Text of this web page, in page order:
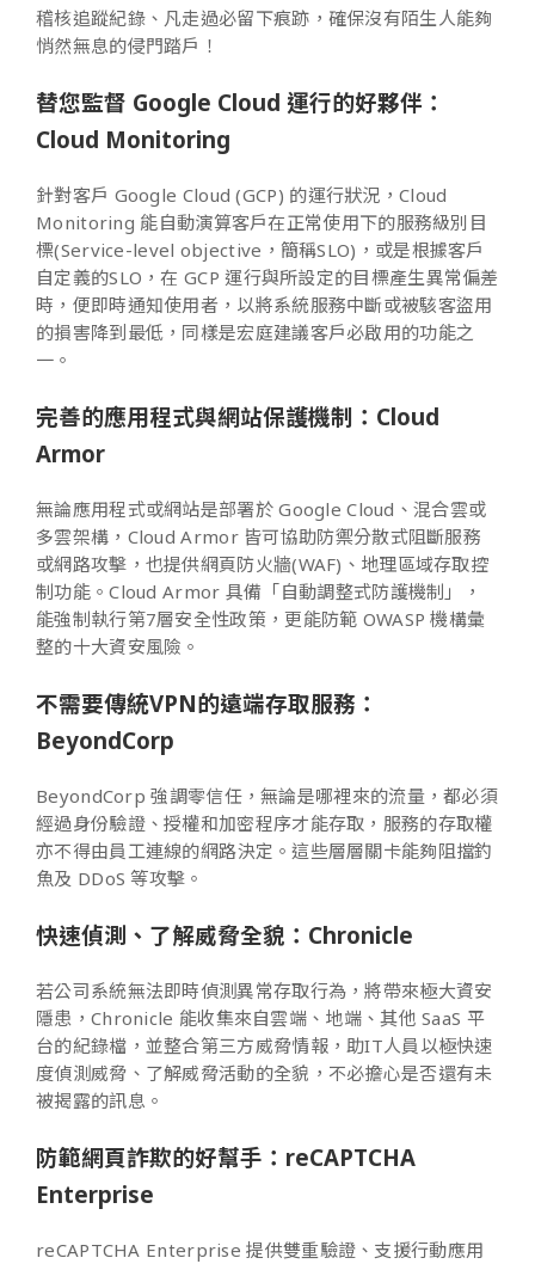
稽核追蹤紀錄、凡走過必留下痕跡，確保沒有陌生人能夠
悄然無息的侵門踏戶！
替您監督 Google Cloud 運行的好夥伴：
Cloud Monitoring
針對客戶 Google Cloud (GCP) 的運行狀況，Cloud
Monitoring 能自動演算客戶在正常使用下的服務級別目
標(Service-level objective，簡稱SLO)，或是根據客戶
自定義的SLO，在 GCP 運行與所設定的目標產生異常偏差
時，便即時通知使用者，以將系統服務中斷或被駭客盜用
的損害降到最低，同樣是宏庭建議客戶必啟用的功能之
一。
完善的應用程式與網站保護機制：Cloud
Armor
無論應用程式或網站是部署於 Google Cloud、混合雲或
多雲架構，Cloud Armor 皆可協助防禦分散式阻斷服務
或網路攻擊，也提供網頁防火牆(WAF)、地理區域存取控
制功能。Cloud Armor 具備「自動調整式防護機制」，
能強制執行第7層安全性政策，更能防範 OWASP 機構彙
整的十大資安風險。
不需要傳統VPN的遠端存取服務：
BeyondCorp
BeyondCorp 強調零信任，無論是哪裡來的流量，都必須
經過身份驗證、授權和加密程序才能存取，服務的存取權
亦不得由員工連線的網路決定。這些層層關卡能夠阻擋釣
魚及 DDoS 等攻擊。
快速偵測、了解威脅全貌：Chronicle
若公司系統無法即時偵測異常存取行為，將帶來極大資安
隱患，Chronicle 能收集來自雲端、地端、其他 SaaS 平
台的紀錄檔，並整合第三方威脅情報，助IT人員以極快速
度偵測威脅、了解威脅活動的全貌，不必擔心是否還有未
被揭露的訊息。
防範網頁詐欺的好幫手：reCAPTCHA
Enterprise
reCAPTCHA Enterprise 提供雙重驗證、支援行動應用